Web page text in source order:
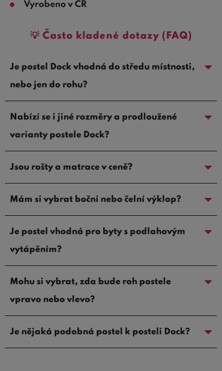
Vyrobeno v ČR
💡 Často kladené dotazy (FAQ)
Je postel Dock vhodná do středu místnosti,
nebo jen do rohu?
Nabízí se i jiné rozměry a prodloužené
varianty postele Dock?
Jsou rošty a matrace v ceně?
Mám si vybrat boční nebo čelní výklop?
Je postel vhodná pro byty s podlahovým
vytápěním?
Mohu si vybrat, zda bude roh postele
vpravo nebo vlevo?
Je nějaká podobná postel k posteli Dock?